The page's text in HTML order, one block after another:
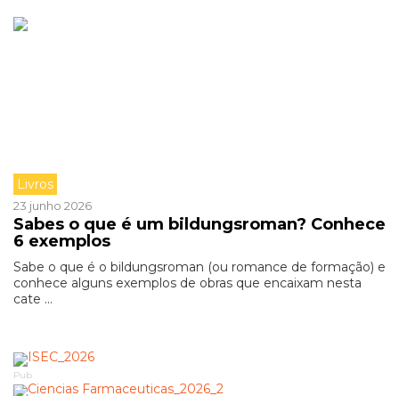
Livros
23 junho 2026
Sabes o que é um bildungsroman? Conhece
6 exemplos
Sabe o que é o bildungsroman (ou romance de formação) e
conhece alguns exemplos de obras que encaixam nesta
cate ...
Pub